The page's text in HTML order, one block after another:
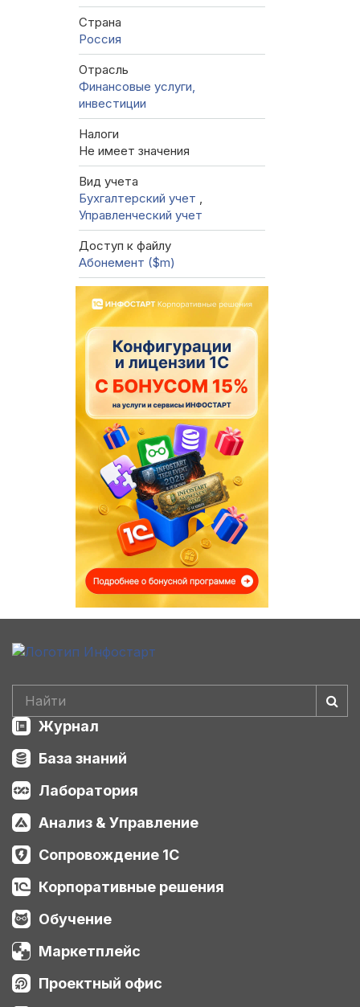
Страна
Россия
Отрасль
Финансовые услуги,
инвестиции
Налоги
Не имеет значения
Вид учета
Бухгалтерский учет ,
Управленческий учет
Доступ к файлу
Абонемент ($m)
Журнал
База знаний
Лаборатория
Анализ & Управление
Сопровождение 1С
Корпоративные решения
Обучение
Маркетплейс
Проектный офис